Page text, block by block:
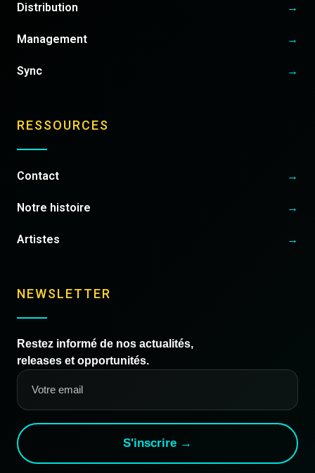
Distribution →
Management →
Sync →
RESSOURCES
Contact →
Notre histoire →
Artistes →
NEWSLETTER
Restez informé de nos actualités,
releases et opportunités.
S'inscrire →